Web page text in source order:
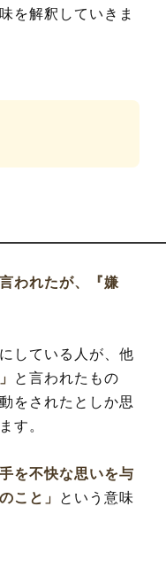
を解釈していきま
われたが、『嫌
している人が、他
と言われたもの
をされたとしか思
す。
手を不快な思いを与
こと」
という意味